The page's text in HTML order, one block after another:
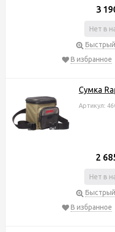
3
Нет в
В избранное
Cумка
Артикул:
2
Нет в
В избранное